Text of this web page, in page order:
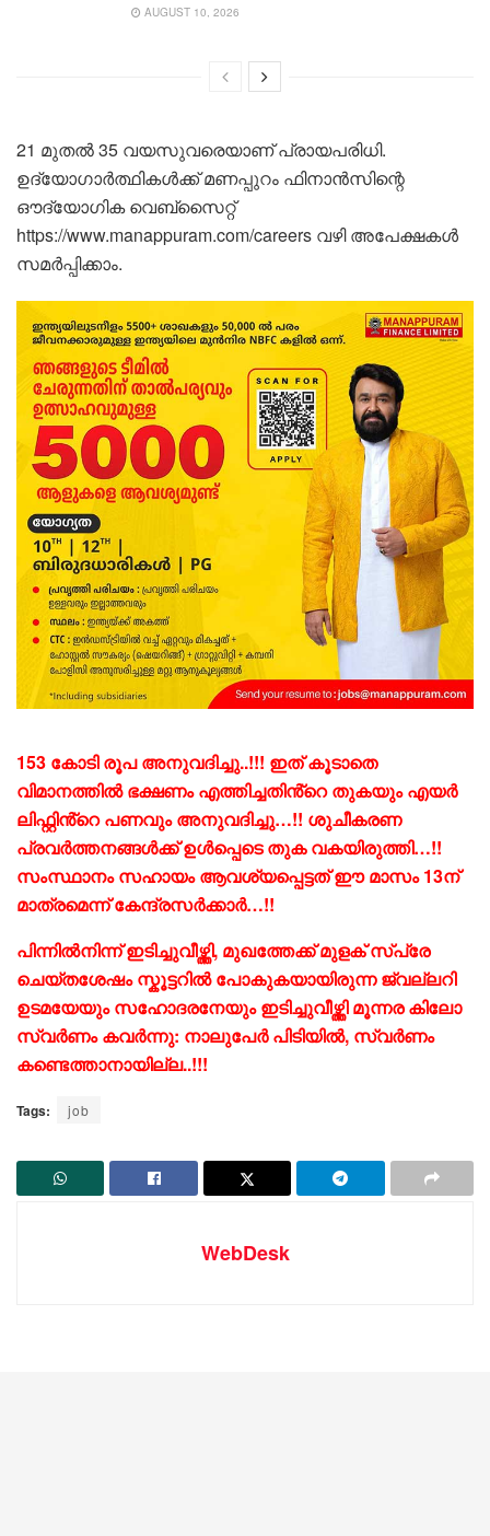
AUGUST 10, 2026
21 മുതൽ 35 വയസുവരെയാണ് പ്രായപരിധി.
ഉദ്യോഗാർത്ഥികൾക്ക് മണപ്പുറം ഫിനാൻസിന്റെ
ഔദ്യോഗിക വെബ്സൈറ്റ്
https://www.manappuram.com/careers വഴി അപേക്ഷകൾ
സമർപ്പിക്കാം.
153 കോടി രൂപ അനുവദിച്ചു..!!! ഇത് കൂടാതെ
വിമാനത്തില്‍ ഭക്ഷണം എത്തിച്ചതിൻ്റെ തുകയും എയര്‍
ലിഫ്റ്റിൻ്റെ പണവും അനുവദിച്ചു…!! ശുചീകരണ
പ്രവര്‍ത്തനങ്ങള്‍ക്ക് ഉള്‍പ്പെടെ തുക വകയിരുത്തി…!!
സംസ്ഥാനം സഹായം ആവശ്യപ്പെട്ടത് ഈ മാസം 13ന്
മാത്രമെന്ന് കേന്ദ്രസര്‍ക്കാര്‍…!!
പിന്നിൽനിന്ന് ഇടിച്ചുവീഴ്ത്തി, മുഖത്തേക്ക് മുളക് സ്പ്രേ
ചെയ്തശേഷം സ്കൂട്ടറിൽ പോകുകയായിരുന്ന ജ്വല്ലറി
ഉടമയേയും സഹോദരനേയും ഇടിച്ചുവീഴ്ത്തി മൂന്നര കിലോ
സ്വർണം കവർന്നു: നാലുപേർ പിടിയിൽ, സ്വർണം
കണ്ടെത്താനായില്ല..!!!
Tags: job
WebDesk